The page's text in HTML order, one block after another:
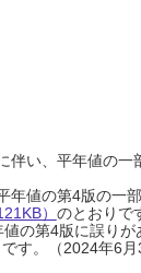
伴い、平年値の一
年値の第4版の一
） のとおりで
の第4版に誤り
す。（2024年6月